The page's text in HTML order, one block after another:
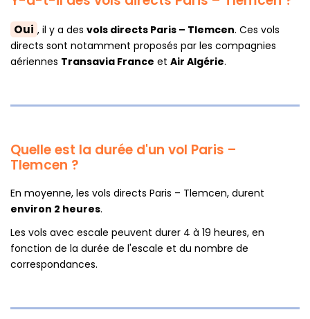
Oui , il y a des vols directs Paris – Tlemcen. Ces vols
directs sont notamment proposés par les compagnies
aériennes Transavia France et Air Algérie.
Quelle est la durée d'un vol Paris –
Tlemcen ?
En moyenne, les vols directs Paris – Tlemcen, durent
environ 2 heures.
Les vols avec escale peuvent durer 4 à 19 heures, en
fonction de la durée de l'escale et du nombre de
correspondances.